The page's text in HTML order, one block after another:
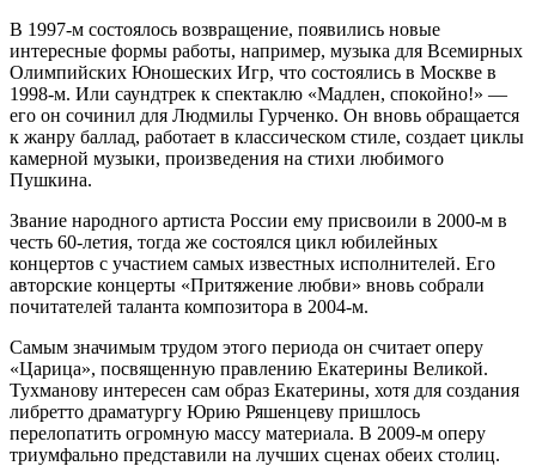
В 1997-м состоялось возвращение, появились новые
интересные формы работы, например, музыка для Всемирных
Олимпийских Юношеских Игр, что состоялись в Москве в
1998-м. Или саундтрек к спектаклю «Мадлен, спокойно!» —
его он сочинил для Людмилы Гурченко. Он вновь обращается
к жанру баллад, работает в классическом стиле, создает циклы
камерной музыки, произведения на стихи любимого
Пушкина.
Звание народного артиста России ему присвоили в 2000-м в
честь 60-летия, тогда же состоялся цикл юбилейных
концертов с участием самых известных исполнителей. Его
авторские концерты «Притяжение любви» вновь собрали
почитателей таланта композитора в 2004-м.
Самым значимым трудом этого периода он считает оперу
«Царица», посвященную правлению Екатерины Великой.
Тухманову интересен сам образ Екатерины, хотя для создания
либретто драматургу Юрию Ряшенцеву пришлось
перелопатить огромную массу материала. В 2009-м оперу
триумфально представили на лучших сценах обеих столиц.